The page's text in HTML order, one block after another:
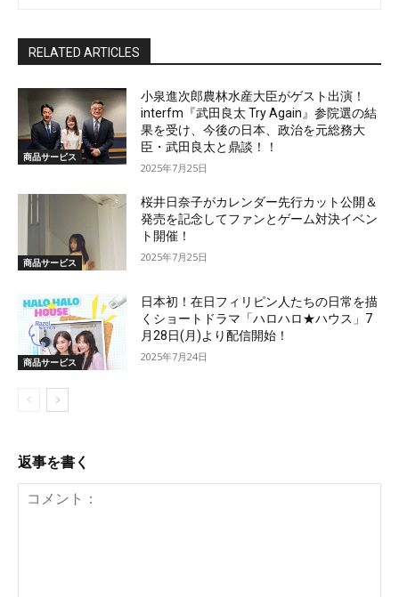
RELATED ARTICLES
商品サービス
小泉進次郎農林水産大臣がゲスト出演！
interfm『武田良太 Try Again』参院選の結
果を受け、今後の日本、政治を元総務大
臣・武田良太と鼎談！！
2025年7月25日
商品サービス
桜井日奈子がカレンダー先行カット公開＆
発売を記念してファンとゲーム対決イベン
ト開催！
2025年7月25日
商品サービス
日本初！在日フィリピン人たちの日常を描
くショートドラマ「ハロハロ★ハウス」7
月28日(月)より配信開始！
2025年7月24日
返事を書く